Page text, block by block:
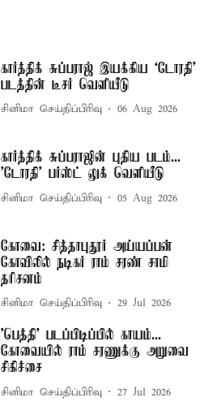
கார்த்திக் சுப்பராஜ் இயக்கிய `டோரதி'
படத்தின் டீசர் வெளியீடு
சினிமா செய்திப்பிரிவு 06 Aug 2026
கார்த்திக் சுப்பராஜின் புதிய படம்...
'டோரதி' பர்ஸ்ட் லுக் வெளியீடு
சினிமா செய்திப்பிரிவு 05 Aug 2026
கோவை: சித்தாபுதூர் அய்யப்பன்
கோவிலில் நடிகர் ராம் சரண் சாமி
தரிசனம்
சினிமா செய்திப்பிரிவு 29 Jul 2026
'பெத்தி' படப்பிடிப்பில் காயம்...
கோவையில் ராம் சரணுக்கு அறுவை
சிகிச்சை
சினிமா செய்திப்பிரிவு 27 Jul 2026